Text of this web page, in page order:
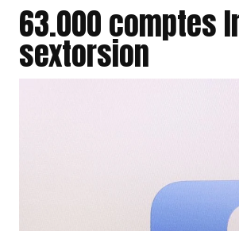
63.000 comptes
sextorsion